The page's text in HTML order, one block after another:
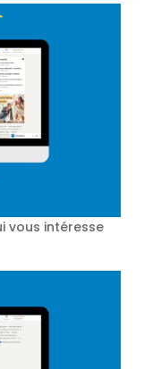
vous intéresse